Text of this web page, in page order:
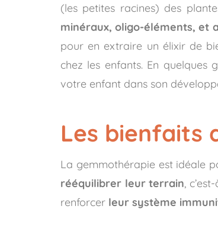
(les petites racines) des
minéraux, oligo-éléments, et
pour en extraire un élixir de
chez les enfants. En
votre enfant dans son
Les bienfaits
La gemmothérapie est idéale
rééquilibrer leur terrain,
renforcer leur système